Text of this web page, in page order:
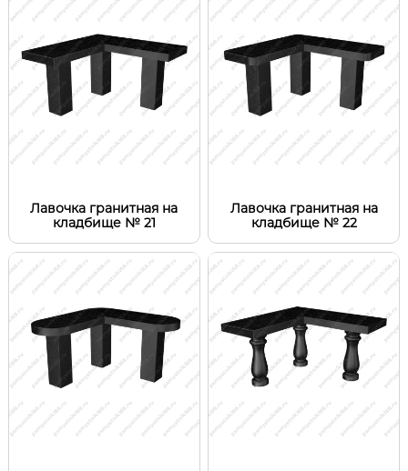
Лавочка гранитная на
кладбище № 21
Лавочка гранитная на
кладбище № 22